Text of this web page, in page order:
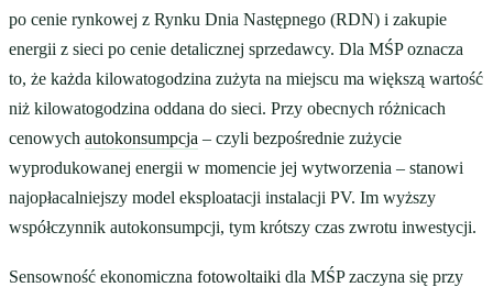
po cenie rynkowej z Rynku Dnia Następnego (RDN) i zakupie
energii z sieci po cenie detalicznej sprzedawcy. Dla MŚP oznacza
to, że każda kilowatogodzina zużyta na miejscu ma większą wartość
niż kilowatogodzina oddana do sieci. Przy obecnych różnicach
cenowych autokonsumpcja – czyli bezpośrednie zużycie
wyprodukowanej energii w momencie jej wytworzenia – stanowi
najopłacalniejszy model eksploatacji instalacji PV. Im wyższy
współczynnik autokonsumpcji, tym krótszy czas zwrotu inwestycji.
Sensowność ekonomiczna fotowoltaiki dla MŚP zaczyna się przy